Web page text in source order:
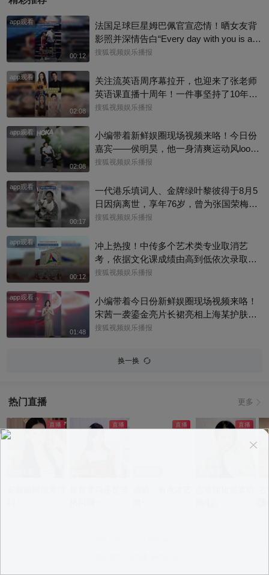
app观看
00:12
法国足球巨星姆巴佩官宣恋情！晒女友背
影照并深情告白“Every day with you is a s
unny day. 有你在的每一天 都是晴天”，据
西托，出演《名校风暴》，祝福祝福~@搜
狐体育 @搜狐跑步 @小申小申
搜狐视频娱乐播报
app观看
02:08
关注流英语周序幕拉开，也迎来了张老师
英语课直播十周年！一件事坚持了10年真
的太酷了，大家有没有跟着张老师的课
实也藏着不少口语大神，他们一开口就对
味儿了，飙英文的片段甚至堪比口语范
本。今天咱们盘点英文输出质感拉满的艺
编一起来感受下什么叫开口即高级吧！@
张朝阳 @张朝阳的英语课 @麦小麦 @搜
狐先知道 @千里眼小当家 @高速公鹿 @
阿畅酷酷的 @小丰本丰 @小申小申 @刘
一杯 @Jen的很AI @一张大脸 @团子摘星
星 @元气小梨 @三三及里 @小纪炖蘑菇
@吃喝玩乐找阿眉 @周沫Momo @小K财
小超人 @摸鱼兄弟 @直播狐 @小狐 @努
力学习的总结侠
搜狐视频娱乐播报
app观看
02:08
小编带着新鲜娱圈现场视频来咯！今日份
嘉宾——侯明昊，他一身清爽运动风look
现身上海新天地，活力满满，活动上，小
版视频吧！
搜狐视频娱乐播报
app观看
00:17
一代港乐填词人、金牌绿叶黎彼得于8月5
日因病离世，享年76岁，曾为张国荣梅艳
芳歌曲填词，也曾参演《逃学威龙》《鹿
填词到幕前演戏，他把自己活成了香港流
行文化的一个符号。一路走好！
搜狐视频娱乐播报
app观看
00:12
冲上热搜！中传多个艺术类专业取消艺
考，依据文化课成绩由高到低依次录取，
校方工作人员回复称：并不是取消艺考，
搜狐视频娱乐播报
app观看
01:48
小编带着今日份新鲜娱圈现场视频来咯！
宋茜一袭鎏金亮片长裙亮相上海某护肤品
牌举办的新品发布会，活动上，她教学护
搜狐视频娱乐播报
换一换
热门直播 更多